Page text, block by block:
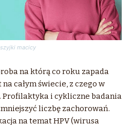
macicy
na którą co roku zapada
całym świecie, z czego w
Profilaktyka i cykliczne badania
liczbę zachorowań.
na temat HPV (wirusa